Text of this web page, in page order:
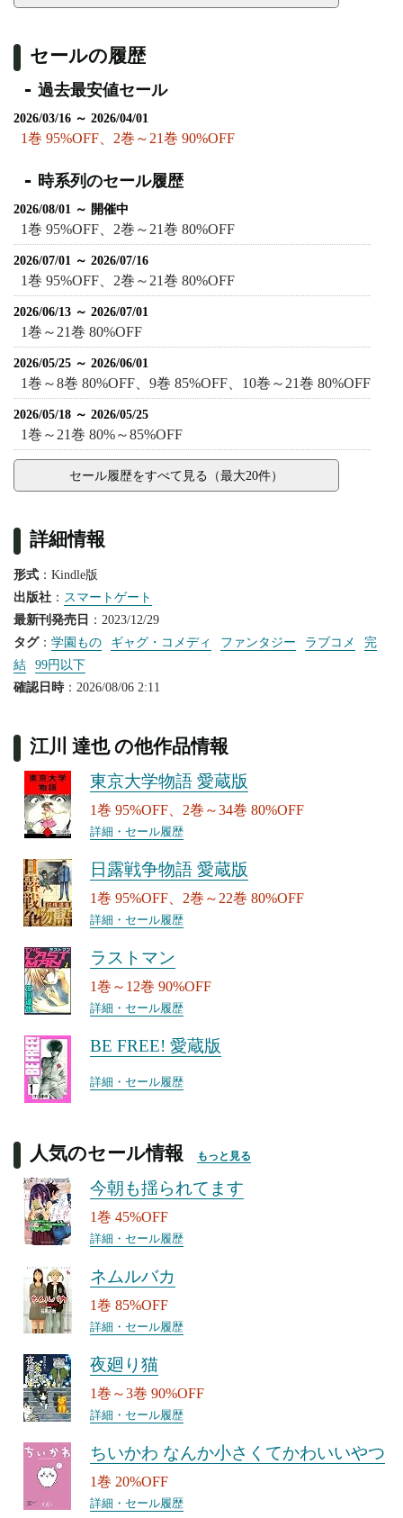
セールの履歴
過去最安値セール
2026/03/16 ～ 2026/04/01
1巻 95%OFF、2巻～21巻 90%OFF
時系列のセール履歴
2026/08/01 ～ 開催中
1巻 95%OFF、2巻～21巻 80%OFF
2026/07/01 ～ 2026/07/16
1巻 95%OFF、2巻～21巻 80%OFF
2026/06/13 ～ 2026/07/01
1巻～21巻 80%OFF
2026/05/25 ～ 2026/06/01
1巻～8巻 80%OFF、9巻 85%OFF、10巻～21巻 80%OFF
2026/05/18 ～ 2026/05/25
1巻～21巻 80%～85%OFF
セール履歴をすべて見る（最大20件）
詳細情報
形式 ：Kindle版
出版社 ： スマートゲート
最新刊発売日 ：2023/12/29
タグ： 学園もの ギャグ・コメディ ファンタジー ラブコメ
完
結
99円以下
確認日時：2026/08/06 2:11
江川 達也 の他作品情報
東京大学物語 愛蔵版
1巻 95%OFF、2巻～34巻 80%OFF
詳細・セール履歴
日露戦争物語 愛蔵版
1巻 95%OFF、2巻～22巻 80%OFF
詳細・セール履歴
ラストマン
1巻～12巻 90%OFF
詳細・セール履歴
BE FREE! 愛蔵版
詳細・セール履歴
人気のセール情報 もっと見る
今朝も揺られてます
1巻 45%OFF
詳細・セール履歴
ネムルバカ
1巻 85%OFF
詳細・セール履歴
夜廻り猫
1巻～3巻 90%OFF
詳細・セール履歴
ちいかわ なんか小さくてかわいいやつ
1巻 20%OFF
詳細・セール履歴